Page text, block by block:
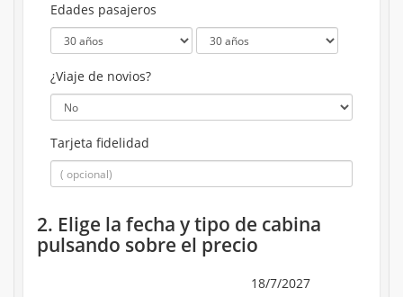
Edades pasajeros
¿Viaje de novios?
Tarjeta fidelidad
2. Elige la fecha y tipo de cabina
pulsando sobre el precio
18/7/2027